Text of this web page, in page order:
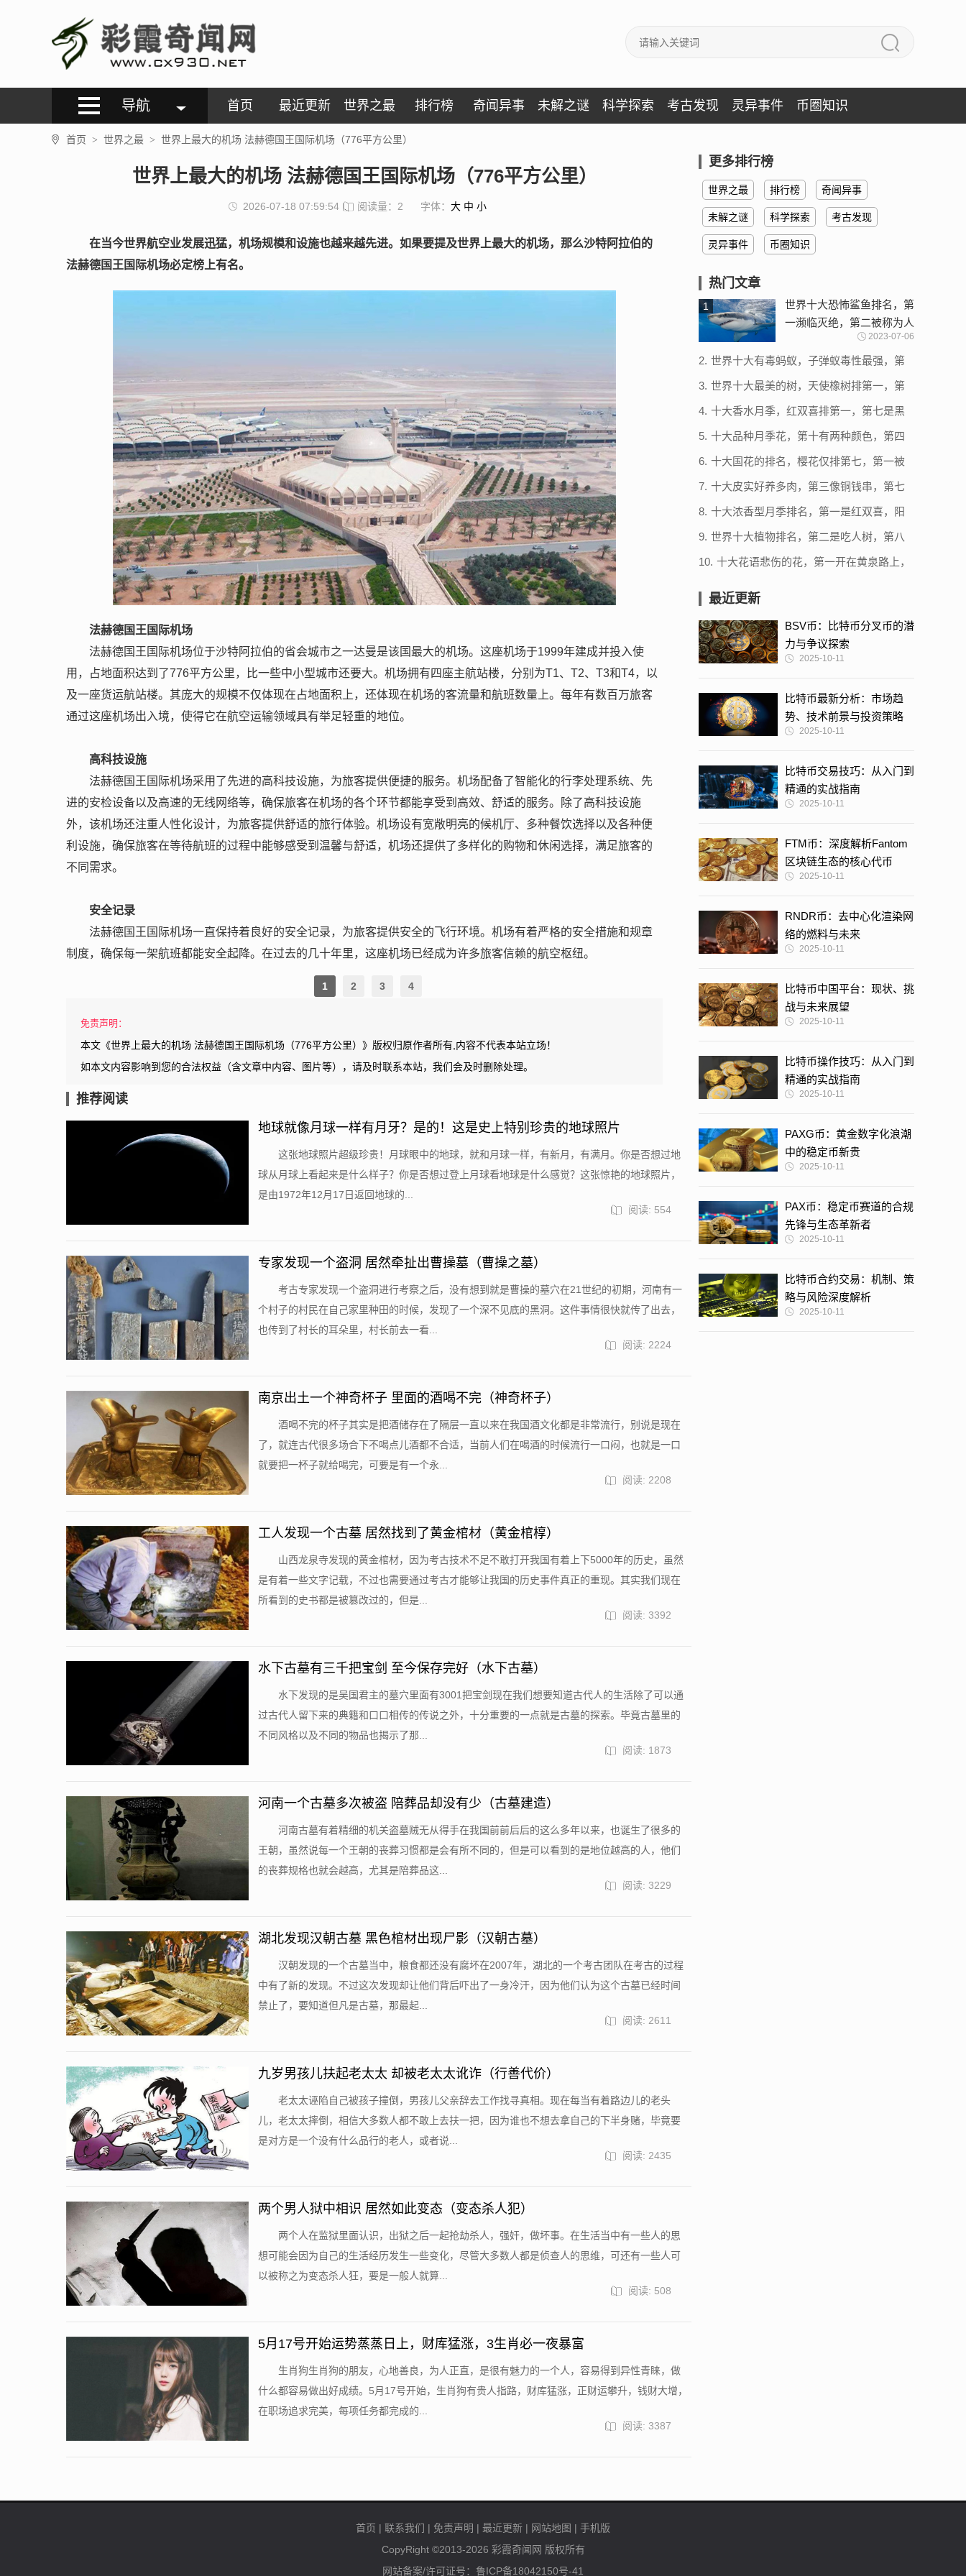
导航 首页 最近更新 世界之最 排行榜 奇闻异事 未解之谜 科学探索 考古发现 灵异事件 币圈知识
首页 > 世界之最 > 世界上最大的机场 法赫德国王国际机场（776平方公里）
世界上最大的机场 法赫德国王国际机场（776平方公里）
2026-07-18 07:59:54 阅读量：2 字体： 大 中 小
在当今世界航空业发展迅猛，机场规模和设施也越来越先进。如果要提及世界上最大的机场，那么沙特阿拉伯的
法赫德国王国际机场必定榜上有名。
法赫德国王国际机场
法赫德国王国际机场位于沙特阿拉伯的省会城市之一达曼是该国最大的机场。这座机场于1999年建成并投入使
用，占地面积达到了776平方公里，比一些中小型城市还要大。机场拥有四座主航站楼，分别为T1、T2、T3和T4，以
及一座货运航站楼。其庞大的规模不仅体现在占地面积上，还体现在机场的客流量和航班数量上。每年有数百万旅客
通过这座机场出入境，使得它在航空运输领域具有举足轻重的地位。
高科技设施
法赫德国王国际机场采用了先进的高科技设施，为旅客提供便捷的服务。机场配备了智能化的行李处理系统、先
进的安检设备以及高速的无线网络等，确保旅客在机场的各个环节都能享受到高效、舒适的服务。除了高科技设施
外，该机场还注重人性化设计，为旅客提供舒适的旅行体验。机场设有宽敞明亮的候机厅、多种餐饮选择以及各种便
利设施，确保旅客在等待航班的过程中能够感受到温馨与舒适，机场还提供了多样化的购物和休闲选择，满足旅客的
不同需求。
安全记录
法赫德国王国际机场一直保持着良好的安全记录，为旅客提供安全的飞行环境。机场有着严格的安全措施和规章
制度，确保每一架航班都能安全起降。在过去的几十年里，这座机场已经成为许多旅客信赖的航空枢纽。
1 2 3 4
免责声明：
本文《世界上最大的机场 法赫德国王国际机场（776平方公里）》版权归原作者所有,内容不代表本站立场！
如本文内容影响到您的合法权益（含文章中内容、图片等），请及时联系本站，我们会及时删除处理。
推荐阅读
地球就像月球一样有月牙？是的！这是史上特别珍贵的地球照片
这张地球照片超级珍贵！月球眼中的地球，就和月球一样，有新月，有满月。你是否想过地
球从月球上看起来是什么样子？你是否想过登上月球看地球是什么感觉？这张惊艳的地球照片，
是由1972年12月17日返回地球的...
阅读: 554
专家发现一个盗洞 居然牵扯出曹操墓（曹操之墓）
考古专家发现一个盗洞进行考察之后，没有想到就是曹操的墓穴在21世纪的初期，河南有一
个村子的村民在自己家里种田的时候，发现了一个深不见底的黑洞。这件事情很快就传了出去，
也传到了村长的耳朵里，村长前去一看...
阅读: 2224
南京出土一个神奇杯子 里面的酒喝不完（神奇杯子）
酒喝不完的杯子其实是把酒储存在了隔层一直以来在我国酒文化都是非常流行，别说是现在
了，就连古代很多场合下不喝点儿酒都不合适，当前人们在喝酒的时候流行一口闷，也就是一口
就要把一杯子就给喝完，可要是有一个永...
阅读: 2208
工人发现一个古墓 居然找到了黄金棺材（黄金棺椁）
山西龙泉寺发现的黄金棺材，因为考古技术不足不敢打开我国有着上下5000年的历史，虽然
是有着一些文字记载，不过也需要通过考古才能够让我国的历史事件真正的重现。其实我们现在
所看到的史书都是被篡改过的，但是...
阅读: 3392
水下古墓有三千把宝剑 至今保存完好（水下古墓）
水下发现的是吴国君主的墓穴里面有3001把宝剑现在我们想要知道古代人的生活除了可以通
过古代人留下来的典籍和口口相传的传说之外，十分重要的一点就是古墓的探索。毕竟古墓里的
不同风格以及不同的物品也揭示了那...
阅读: 1873
河南一个古墓多次被盗 陪葬品却没有少（古墓建造）
河南古墓有着精细的机关盗墓贼无从得手在我国前前后后的这么多年以来，也诞生了很多的
王朝，虽然说每一个王朝的丧葬习惯都是会有所不同的，但是可以看到的是地位越高的人，他们
的丧葬规格也就会越高，尤其是陪葬品这...
阅读: 3229
湖北发现汉朝古墓 黑色棺材出现尸影（汉朝古墓）
汉朝发现的一个古墓当中，粮食都还没有腐坏在2007年，湖北的一个考古团队在考古的过程
中有了新的发现。不过这次发现却让他们背后吓出了一身冷汗，因为他们认为这个古墓已经时间
禁止了，要知道但凡是古墓，那最起...
阅读: 2611
九岁男孩儿扶起老太太 却被老太太讹诈（行善代价）
老太太诬陷自己被孩子撞倒，男孩儿父亲辞去工作找寻真相。现在每当有着路边儿的老头
儿，老太太摔倒，相信大多数人都不敢上去扶一把，因为谁也不想去拿自己的下半身赌，毕竟要
是对方是一个没有什么品行的老人，或者说...
阅读: 2435
两个男人狱中相识 居然如此变态（变态杀人犯）
两个人在监狱里面认识，出狱之后一起抢劫杀人，强奸，做坏事。在生活当中有一些人的思
想可能会因为自己的生活经历发生一些变化，尽管大多数人都是侦查人的思维，可还有一些人可
以被称之为变态杀人狂，要是一般人就算...
阅读: 508
5月17号开始运势蒸蒸日上，财库猛涨，3生肖必一夜暴富
生肖狗生肖狗的朋友，心地善良，为人正直，是很有魅力的一个人，容易得到异性青睐，做
什么都容易做出好成绩。5月17号开始，生肖狗有贵人指路，财库猛涨，正财运攀升，钱财大增，
在职场追求完美，每项任务都完成的...
阅读: 3387
更多排行榜
世界之最 排行榜 奇闻异事
未解之谜 科学探索 考古发现
灵异事件 币圈知识
热门文章
1
世界十大恐怖鲨鱼排名，第
一濒临灭绝，第二被称为人
类杀手（牛鲨）
2023-07-06
2. 世界十大有毒蚂蚁，子弹蚁毒性最强，第
3. 世界十大最美的树，天使橡树排第一，第
4. 十大香水月季，红双喜排第一，第七是黑
5. 十大品种月季花，第十有两种颜色，第四
6. 十大国花的排名，樱花仅排第七，第一被
7. 十大皮实好养多肉，第三像铜钱串，第七
8. 十大浓香型月季排名，第一是红双喜，阳
9. 世界十大植物排名，第二是吃人树，第八
10. 十大花语悲伤的花，第一开在黄泉路上，
最近更新
BSV币：比特币分叉币的潜
力与争议探索
2025-10-11
比特币最新分析：市场趋
势、技术前景与投资策略
2025-10-11
比特币交易技巧：从入门到
精通的实战指南
2025-10-11
FTM币：深度解析Fantom
区块链生态的核心代币
2025-10-11
RNDR币：去中心化渲染网
络的燃料与未来
2025-10-11
比特币中国平台：现状、挑
战与未来展望
2025-10-11
比特币操作技巧：从入门到
精通的实战指南
2025-10-11
PAXG币：黄金数字化浪潮
中的稳定币新贵
2025-10-11
PAX币：稳定币赛道的合规
先锋与生态革新者
2025-10-11
比特币合约交易：机制、策
略与风险深度解析
2025-10-11
首页 | 联系我们 | 免责声明 | 最近更新 | 网站地图 | 手机版
CopyRight ©2013-2026 彩霞奇闻网 版权所有
网站备案/许可证号：鲁ICP备18042150号-41